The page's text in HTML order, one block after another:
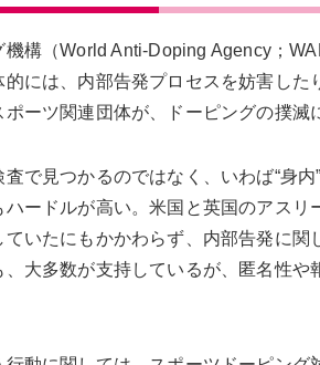
構（World Anti-Doping Agency；
的には、内部告発プロセスを妨害し
ーツ関連団体が、ドーピングの撲滅
で見つかるのではなく、いわば“身
ハードルが高い。米国と英国のアス
ていたにもかかわらず、内部告発に
、大多数が支持しているが、匿名性